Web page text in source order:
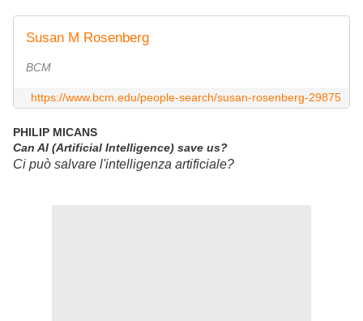
Susan M Rosenberg
BCM
https://www.bcm.edu/people-search/susan-rosenberg-29875
PHILIP MICANS
Can AI (Artificial Intelligence) save us?
Ci può salvare l'intelligenza artificiale?